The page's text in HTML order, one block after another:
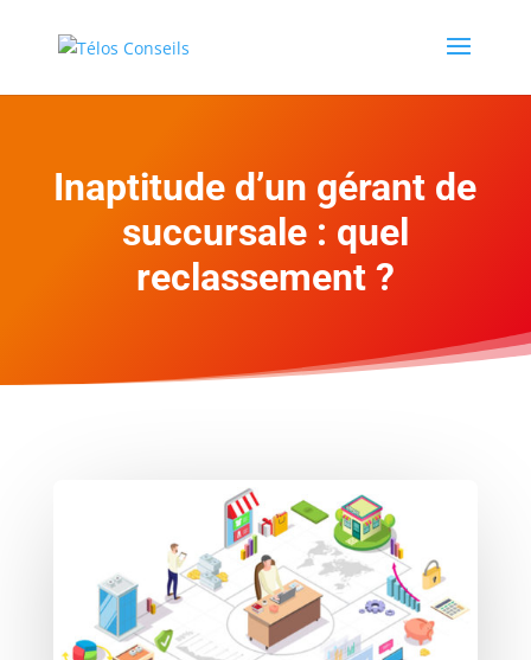
Inaptitude d’un gérant de
succursale : quel
reclassement ?